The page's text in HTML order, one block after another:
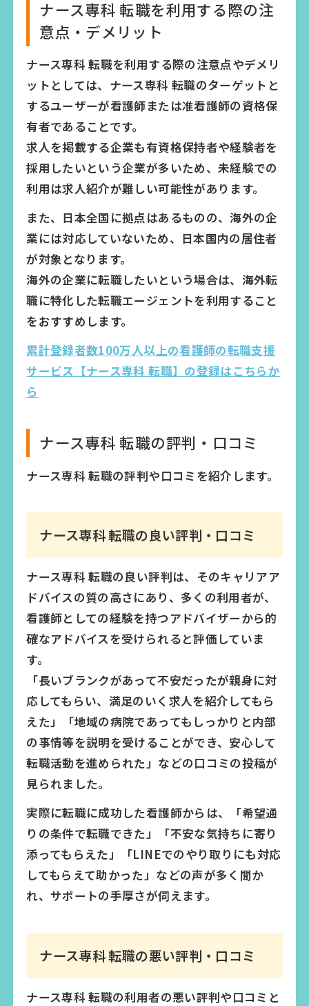
ナース専科 転職を利用する際の注
意点・デメリット
ナース専科 転職を利用する際の注意点やデメリ
ットとしては、ナース専科 転職のターゲットと
するユーザーが看護師または准看護師の資格保
有者であることです。
求人を掲載する企業も有資格保持者や経験者を
採用したいという企業が多いため、未経験での
利用は求人紹介が難しい可能性があります。
また、日本全国に拠点はあるものの、海外の企
業には対応していないため、日本国内の居住者
が対象となります。
海外の企業に転職したいという場合は、海外転
職に特化した転職エージェントを利用すること
をおすすめします。
累計登録者数100万人以上の看護師の転職支援
サービス【ナース専科 転職】の登録はこちらか
ら
ナース専科 転職の評判・口コミ
ナース専科 転職の評判や口コミを紹介します。
ナース専科 転職の良い評判・口コミ
ナース専科 転職の良い評判は、そのキャリアア
ドバイスの質の高さにあり、多くの利用者が、
看護師としての経験を持つアドバイザーから的
確なアドバイスを受けられると評価していま
す。
「長いブランクがあって不安だったが親身に対
応してもらい、満足のいく求人を紹介してもら
えた」「地域の病院であってもしっかりと内部
の事情等を説明を受けることができ、安心して
転職活動を進められた」などの口コミの投稿が
見られました。
実際に転職に成功した看護師からは、「希望通
りの条件で転職できた」「不安な気持ちに寄り
添ってもらえた」「LINEでのやり取りにも対応
してもらえて助かった」などの声が多く聞か
れ、サポートの手厚さが伺えます。
ナース専科 転職の悪い評判・口コミ
ナース専科 転職の利用者の悪い評判や口コミと